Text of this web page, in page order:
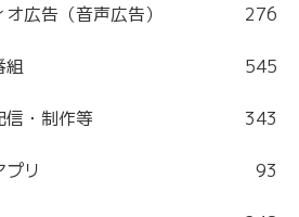
広告（音声広告） 276
組 545
・制作等 343
リ 93